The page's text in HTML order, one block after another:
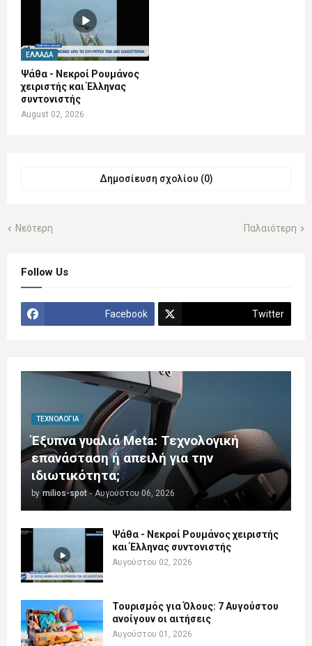
ΕΛΛΆΔΑ
Ψάθα - Νεκροί Ρουμάνος
χειριστής και Έλληνας
συντονιστής
August 02, 2026
Δημοσίευση σχολίου (0)
Νεότερη Παλαιότερη
Follow Us
Facebook Twitter
ΤΕΧΝΟΛΟΓΊΑ
Έξυπνα γυαλιά Meta: Τεχνολογική
επανάσταση ή απειλή για την
ιδιωτικότητα;
by milios-spot - Αυγούστου 06, 2026
Ψάθα - Νεκροί Ρουμάνος χειριστής
και Έλληνας συντονιστής
Αυγούστου 02, 2026
Τουρισμός για Όλους: 7 Αυγούστου
ανοίγουν οι αιτήσεις
Αυγούστου 01, 2026